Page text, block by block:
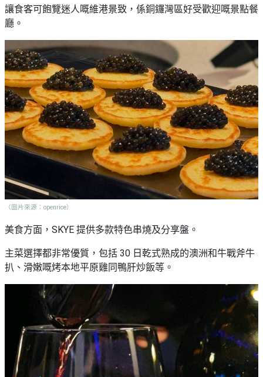
讓食客可飽覽迷人嘅維港景致，係銅鑼灣區好受歡迎嘅景點餐
廳。
（圖片來源：openrice）
美食方面，SKYE 提供多款特色串燒及分享盤。
主菜選擇都非常優質，包括 30 日乾式熟成的澳洲和牛戰斧牛
扒、滑嫩嘅烤本地平原雞同鴨肝炒飯等。